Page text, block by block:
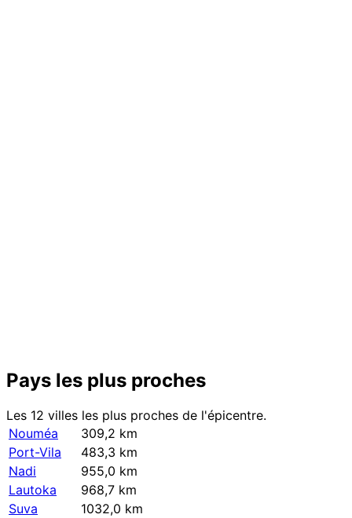
Pays les plus proches
Les 12 villes les plus proches de l'épicentre.
Nouméa
309,2 km
Port-Vila
483,3 km
Nadi
955,0 km
Lautoka
968,7 km
Suva
1032,0 km